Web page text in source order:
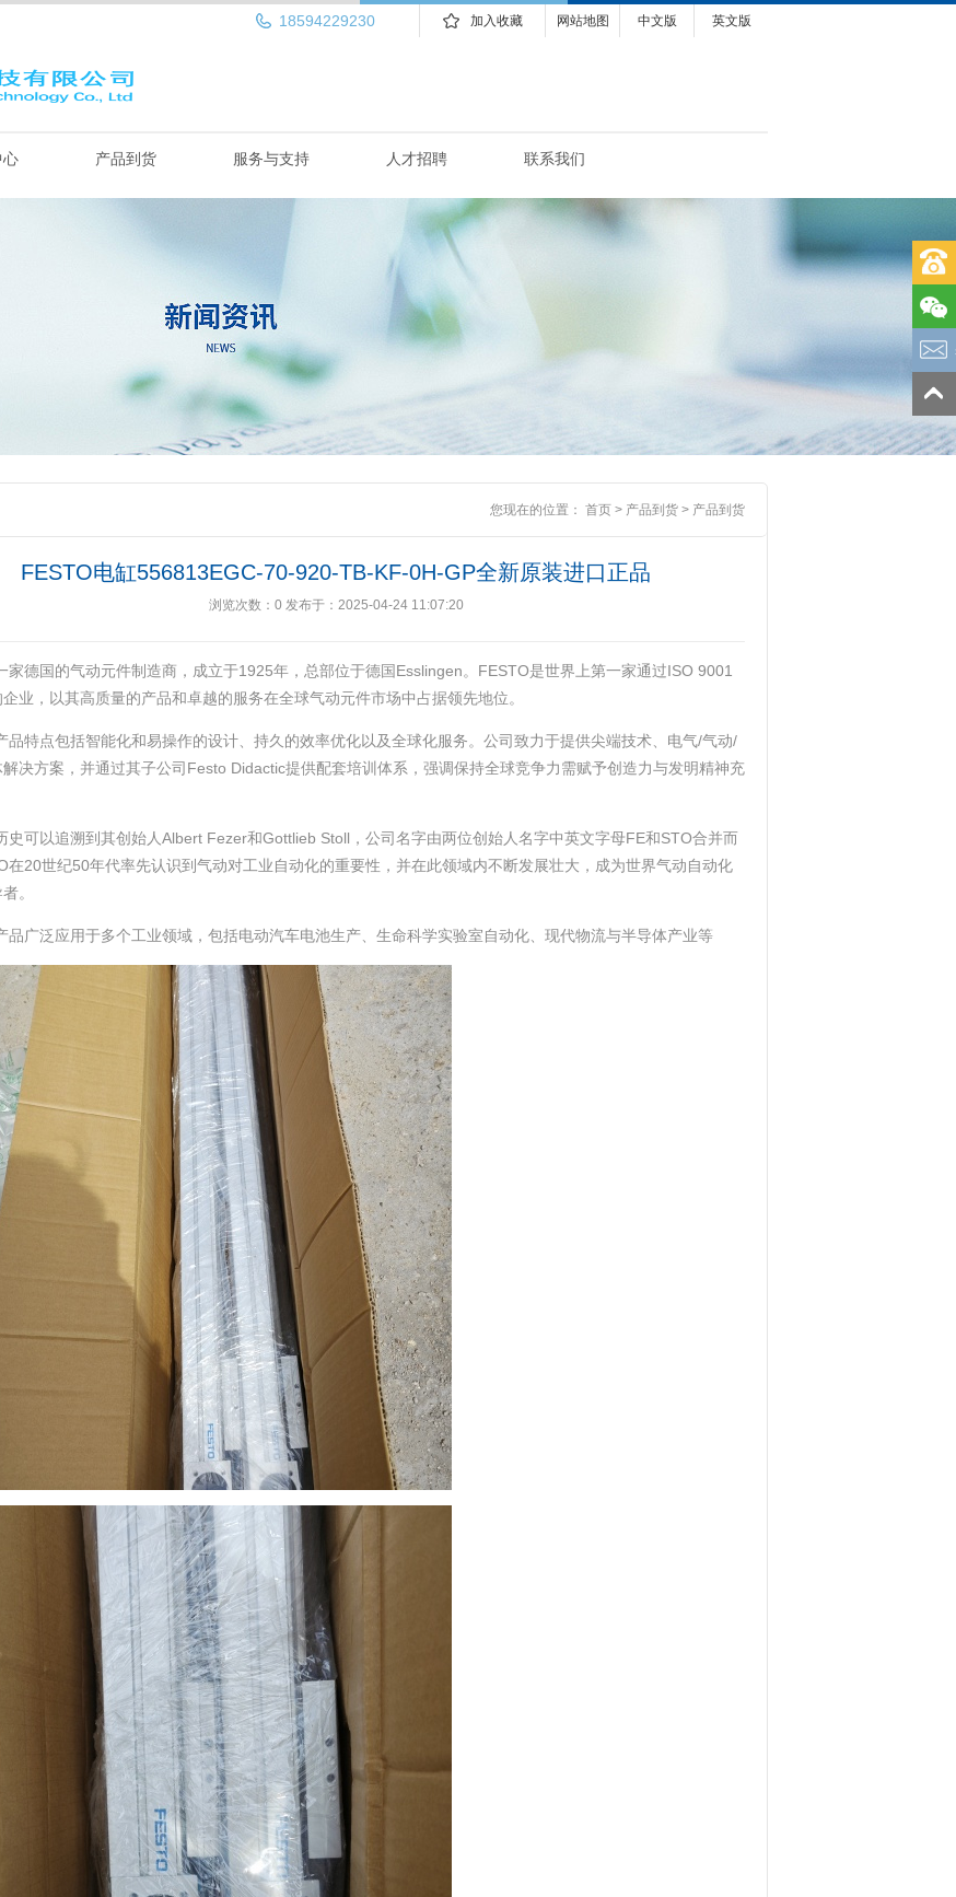
英文版
中文版
网站地图
加入收藏
18594229230
心 产品到货 服务与支持 人才招聘 联系我们
您现在的位置： 首页 > 产品到货 > 产品到货
FESTO电缸556813EGC-70-920-TB-KF-0H-GP全新原装进口正品
浏览次数： 0 发布于：2025-04-24 11:07:20
家德国的气动元件制造商，成立于1925年，总部位于德国Esslingen。FESTO是世界上第一家通过ISO 9001
业，以其高质量的产品和卓越的服务在全球气动元件市场中占据领先地位‌。
品特点包括智能化和易操作的设计、持久的效率优化以及全球化服务。公司致力于提供尖端技术、电气/气动/
决方案，并通过其子公司Festo Didactic提供配套培训体系，强调保持全球竞争力需赋予创造力与发明精神充
史可以追溯到其创始人Albert Fezer和Gottlieb Stoll，公司名字由两位创始人名字中英文字母FE和STO合并而
在20世纪50年代率先认识到气动对工业自动化的重要性，并在此领域内不断发展壮大，成为世界气动自动化
。
品广泛应用于多个工业领域，包括电动汽车电池生产、生命科学实验室自动化、现代物流与半导体产业等